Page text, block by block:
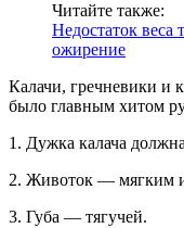
Читайте также:
Недостаток веса
ожирение
Калачи, гречневики и
было главным хитом
1. Дужка калача
2. Животок — мягким
3. Губа — тягучей.